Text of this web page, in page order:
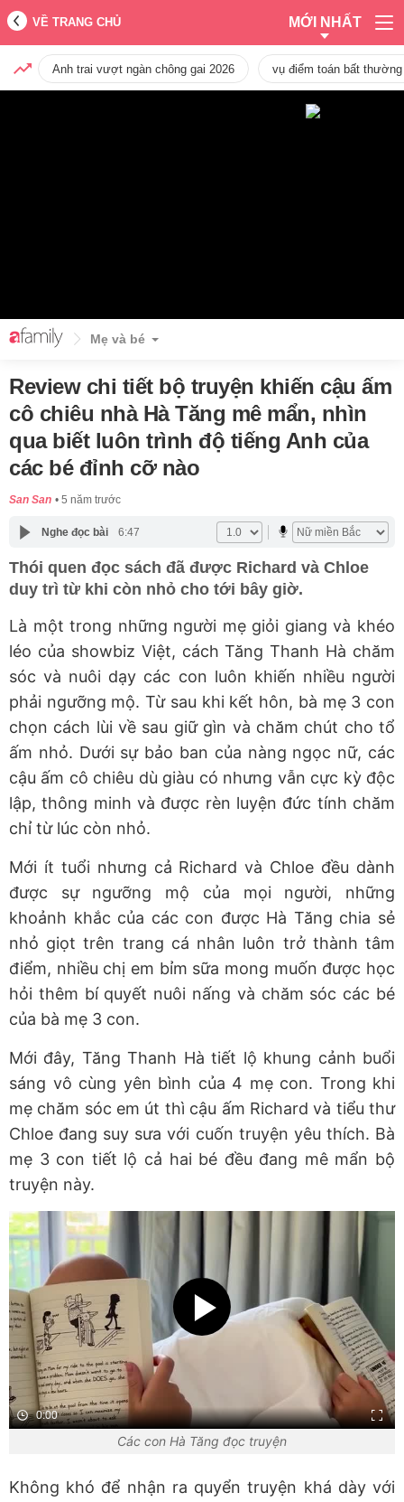
VỀ TRANG CHỦ MỚI NHẤT
Anh trai vượt ngàn chông gai 2026 vụ điểm toán bất
Mẹ và bé
Review chi tiết bộ truyện khiến cậu ấm
cô chiêu nhà Hà Tăng mê mẩn, nhìn
qua biết luôn trình độ tiếng Anh của
các bé đỉnh cỡ nào
San San 5 năm trước
Nghe đọc bài 6:47
Thói quen đọc sách đã được Richard và Chloe
duy trì từ khi còn nhỏ cho tới bây giờ.
Là một trong những người mẹ giỏi giang và khéo
léo của showbiz Việt, cách Tăng Thanh Hà chăm
sóc và nuôi dạy các con luôn khiến nhiều người
phải ngưỡng mộ. Từ sau khi kết hôn, bà mẹ 3 con
chọn cách lùi về sau giữ gìn và chăm chút cho tổ
ấm nhỏ. Dưới sự bảo ban của nàng ngọc nữ, các
cậu ấm cô chiêu dù giàu có nhưng vẫn cực kỳ độc
lập, thông minh và được rèn luyện đức tính chăm
chỉ từ lúc còn nhỏ.
Mới ít tuổi nhưng cả Richard và Chloe đều dành
được sự ngưỡng mộ của mọi người, những
khoảnh khắc của các con được Hà Tăng chia sẻ
nhỏ giọt trên trang cá nhân luôn trở thành tâm
điểm, nhiều chị em bỉm sữa mong muốn được học
hỏi thêm bí quyết nuôi nấng và chăm sóc các bé
của bà mẹ 3 con.
Mới đây, Tăng Thanh Hà tiết lộ khung cảnh buổi
sáng vô cùng yên bình của 4 mẹ con. Trong khi
mẹ chăm sóc em út thì cậu ấm Richard và tiểu thư
Chloe đang suy sưa với cuốn truyện yêu thích. Bà
mẹ 3 con tiết lộ cả hai bé đều đang mê mẩn bộ
truyện này.
0:00
Các con Hà Tăng đọc truyện
Không khó để nhận ra quyển truyện khá dày với